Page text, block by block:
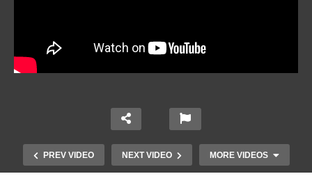
PREV VIDEO NEXT VIDEO MORE VIDEOS